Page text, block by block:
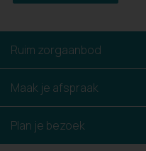
Ruim zorgaanbod
Maak je afspraak
Plan je bezoek